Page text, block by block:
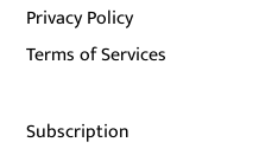
Privacy Policy
Terms of Services
Subscription